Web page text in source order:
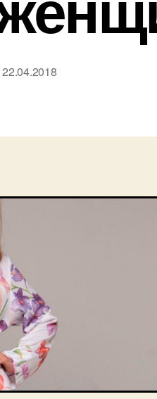
22.04.2018